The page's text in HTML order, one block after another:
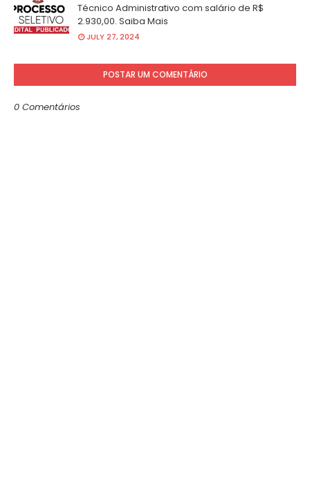
Técnico Administrativo com salário de R$
2.930,00. Saiba Mais
JULY 27, 2024
POSTAR UM COMENTÁRIO
0 Comentários